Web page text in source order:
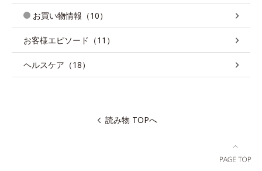
お買い物情報（10）
お客様エピソード（11）
ヘルスケア（18）
読み物 TOPへ